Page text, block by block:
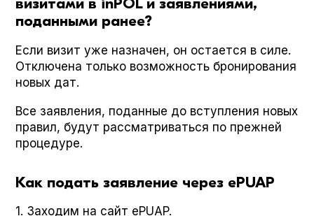
визитами в inPOL и заявлениями,
поданными ранее?
Если визит уже назначен, он остается в силе.
Отключена только возможность бронирования
новых дат.
Все заявления, поданные до вступления новых
правил, будут рассматриваться по прежней
процедуре.
Как подать заявление через ePUAP
1. Заходим на сайт ePUAP.